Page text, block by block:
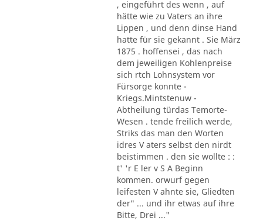
, eingeführt des wenn , auf
hätte wie zu Vaters an ihre
Lippen , und denn dinse Hand
hatte für sie gekannt . Sie März
1875 . hoffensei , das nach
dem jeweiligen Kohlenpreise
sich rtch Lohnsystem vor
Fürsorge konnte -
Kriegs.Mintstenuw -
Abtheilung türdas Temorte-
Wesen . tende freilich werde,
Striks das man den Worten
idres V aters selbst den nirdt
beistimmen . den sie wollte : :
t' 'r E ler v S A Beginn
kommen. orwurf gegen
leifesten V ahnte sie, Gliedten
der" ... und ihr etwas auf ihre
Bitte, Drei ..."